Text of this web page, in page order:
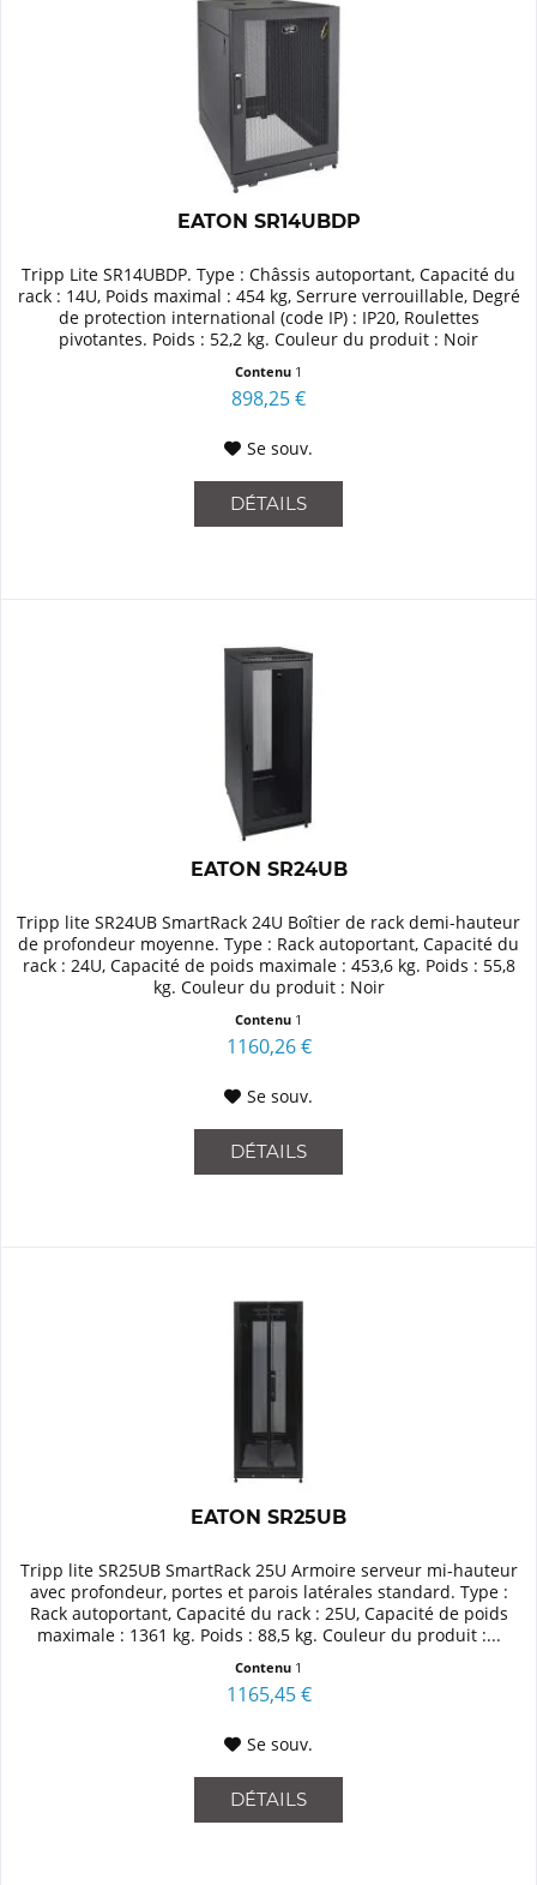
EATON SR14UBDP
Tripp Lite SR14UBDP. Type : Châssis autoportant, Capacité du
rack : 14U, Poids maximal : 454 kg, Serrure verrouillable, Degré
de protection international (code IP) : IP20, Roulettes
pivotantes. Poids : 52,2 kg. Couleur du produit : Noir
Contenu 1
898,25 €
Se souv.
DÉTAILS
EATON SR24UB
Tripp lite SR24UB SmartRack 24U Boîtier de rack demi-hauteur
de profondeur moyenne. Type : Rack autoportant, Capacité du
rack : 24U, Capacité de poids maximale : 453,6 kg. Poids : 55,8
kg. Couleur du produit : Noir
Contenu 1
1160,26 €
Se souv.
DÉTAILS
EATON SR25UB
Tripp lite SR25UB SmartRack 25U Armoire serveur mi-hauteur
avec profondeur, portes et parois latérales standard. Type :
Rack autoportant, Capacité du rack : 25U, Capacité de poids
maximale : 1361 kg. Poids : 88,5 kg. Couleur du produit :...
Contenu 1
1165,45 €
Se souv.
DÉTAILS